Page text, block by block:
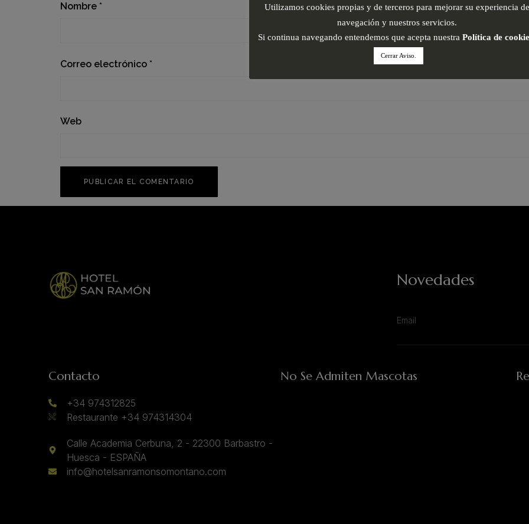
Nombre *
Correo electrónico *
Web
Novedades
Contacto
+34 974312825
Restaurante +34 974314304
Calle Academia Cerbuna, 2 - 22300 Barbastro -
Huesca - ESPAÑA
info@hotelsanramonsomontano.com
No Se Admiten Mascotas
Utilizamos cookies propias y de terceros para mejorar su experiencia de
navegación y nuestros servicios.
Si continua navegando entendemos que acepta nuestra Política de
Cerrar Aviso.